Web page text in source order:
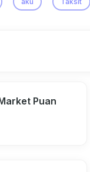
Puan